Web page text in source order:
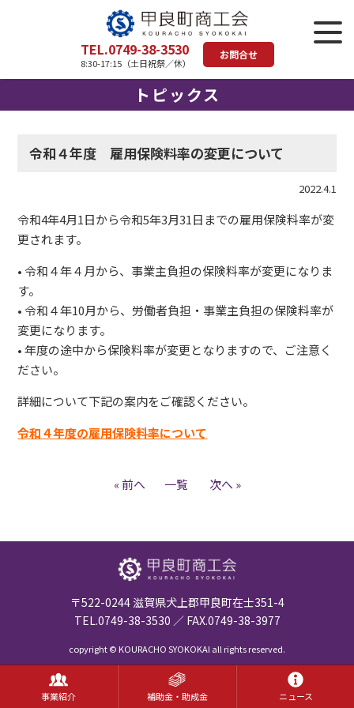
TEL.0749-38-3530
8:30-17:15（土日祝祭／休）
お問合せ
トピックス
令和４年度 雇用保険料率の変更について
2022.4.1
令和4年4月1日から令和5年3月31日までの雇用保険料率が変
更されます。
• 令和４年４月から、事業主負担の保険料率が変更になりま
す。
• 令和４年10月から、労働者負担・事業主負担の保険料率が
変更になります。
• 年度の途中から保険料率が変更となりますので、ご注意く
ださい。
詳細について下記の案内をご確認ください。
令和４年度の雇用保険料率について
« 前へ 一覧 次へ »
〒522-0244 滋賀県犬上郡甲良町在士351-4
TEL.0749-38-3530
FAX.0749-38-3977
copyright © KOURACHO SYOKOKAI all rights reserved.
事業紹介 補助金・助成金 ニュース